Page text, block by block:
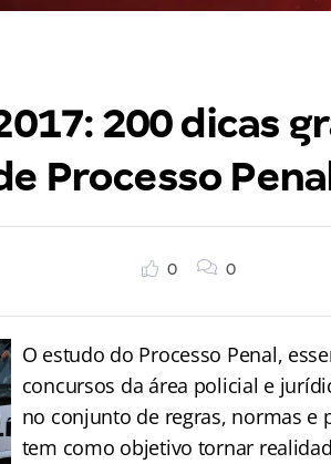
200 dicas
Processo Penal
0 0
O estudo do Processo Penal,
concursos da área policial e
no conjunto de regras, normas e
tem como objetivo tornar